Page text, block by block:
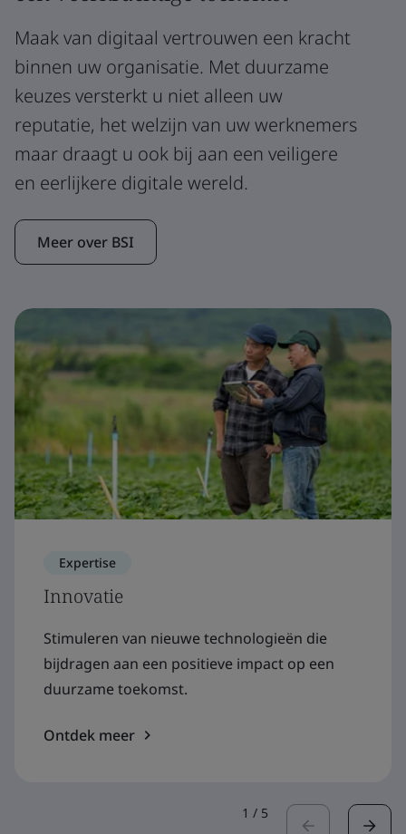
Maak van digitaal vertrouwen een kracht
binnen uw organisatie. Met duurzame
keuzes versterkt u niet alleen uw
reputatie, het welzijn van uw werknemers
maar draagt u ook bij aan een veiligere
en eerlijkere digitale wereld.
Meer over BSI
Expertise
Innovatie
Stimuleren van nieuwe technologieën die
bijdragen aan een positieve impact op een
duurzame toekomst.
Ontdek meer
1 / 5